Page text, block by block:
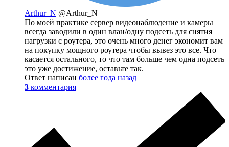
Arthur_N @Arthur_N
По моей практике сервер видеонаблюдение и камеры
всегда заводили в один влан/одну подсеть для снятия
нагрузки с роутера, это очень много денег экономит вам
на покупку мощного роутера чтобы вывез это все. Что
касается остального, то что там больше чем одна подсеть
это уже достижение, оставьте так.
Ответ написан более года назад
3 комментария